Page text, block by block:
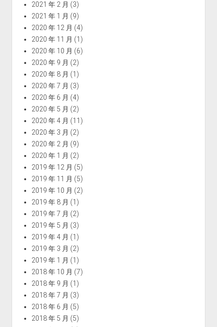
2021 年 2 月 (3)
2021 年 1 月 (9)
2020 年 12 月 (4)
2020 年 11 月 (1)
2020 年 10 月 (6)
2020 年 9 月 (2)
2020 年 8 月 (1)
2020 年 7 月 (3)
2020 年 6 月 (4)
2020 年 5 月 (2)
2020 年 4 月 (11)
2020 年 3 月 (2)
2020 年 2 月 (9)
2020 年 1 月 (2)
2019 年 12 月 (5)
2019 年 11 月 (5)
2019 年 10 月 (2)
2019 年 8 月 (1)
2019 年 7 月 (2)
2019 年 5 月 (3)
2019 年 4 月 (1)
2019 年 3 月 (2)
2019 年 1 月 (1)
2018 年 10 月 (7)
2018 年 9 月 (1)
2018 年 7 月 (3)
2018 年 6 月 (5)
2018 年 5 月 (5)